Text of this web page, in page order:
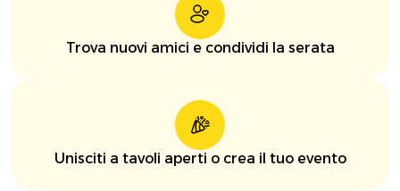
Trova nuovi amici e condividi la serata
Unisciti a tavoli aperti o crea il tuo evento